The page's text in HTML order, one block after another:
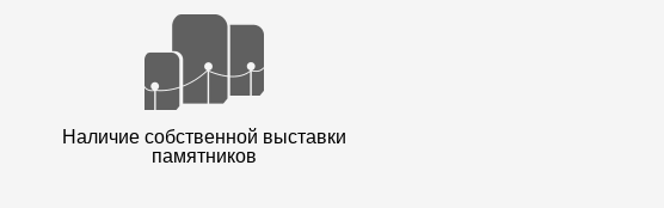
Наличие собственной выставки
памятников